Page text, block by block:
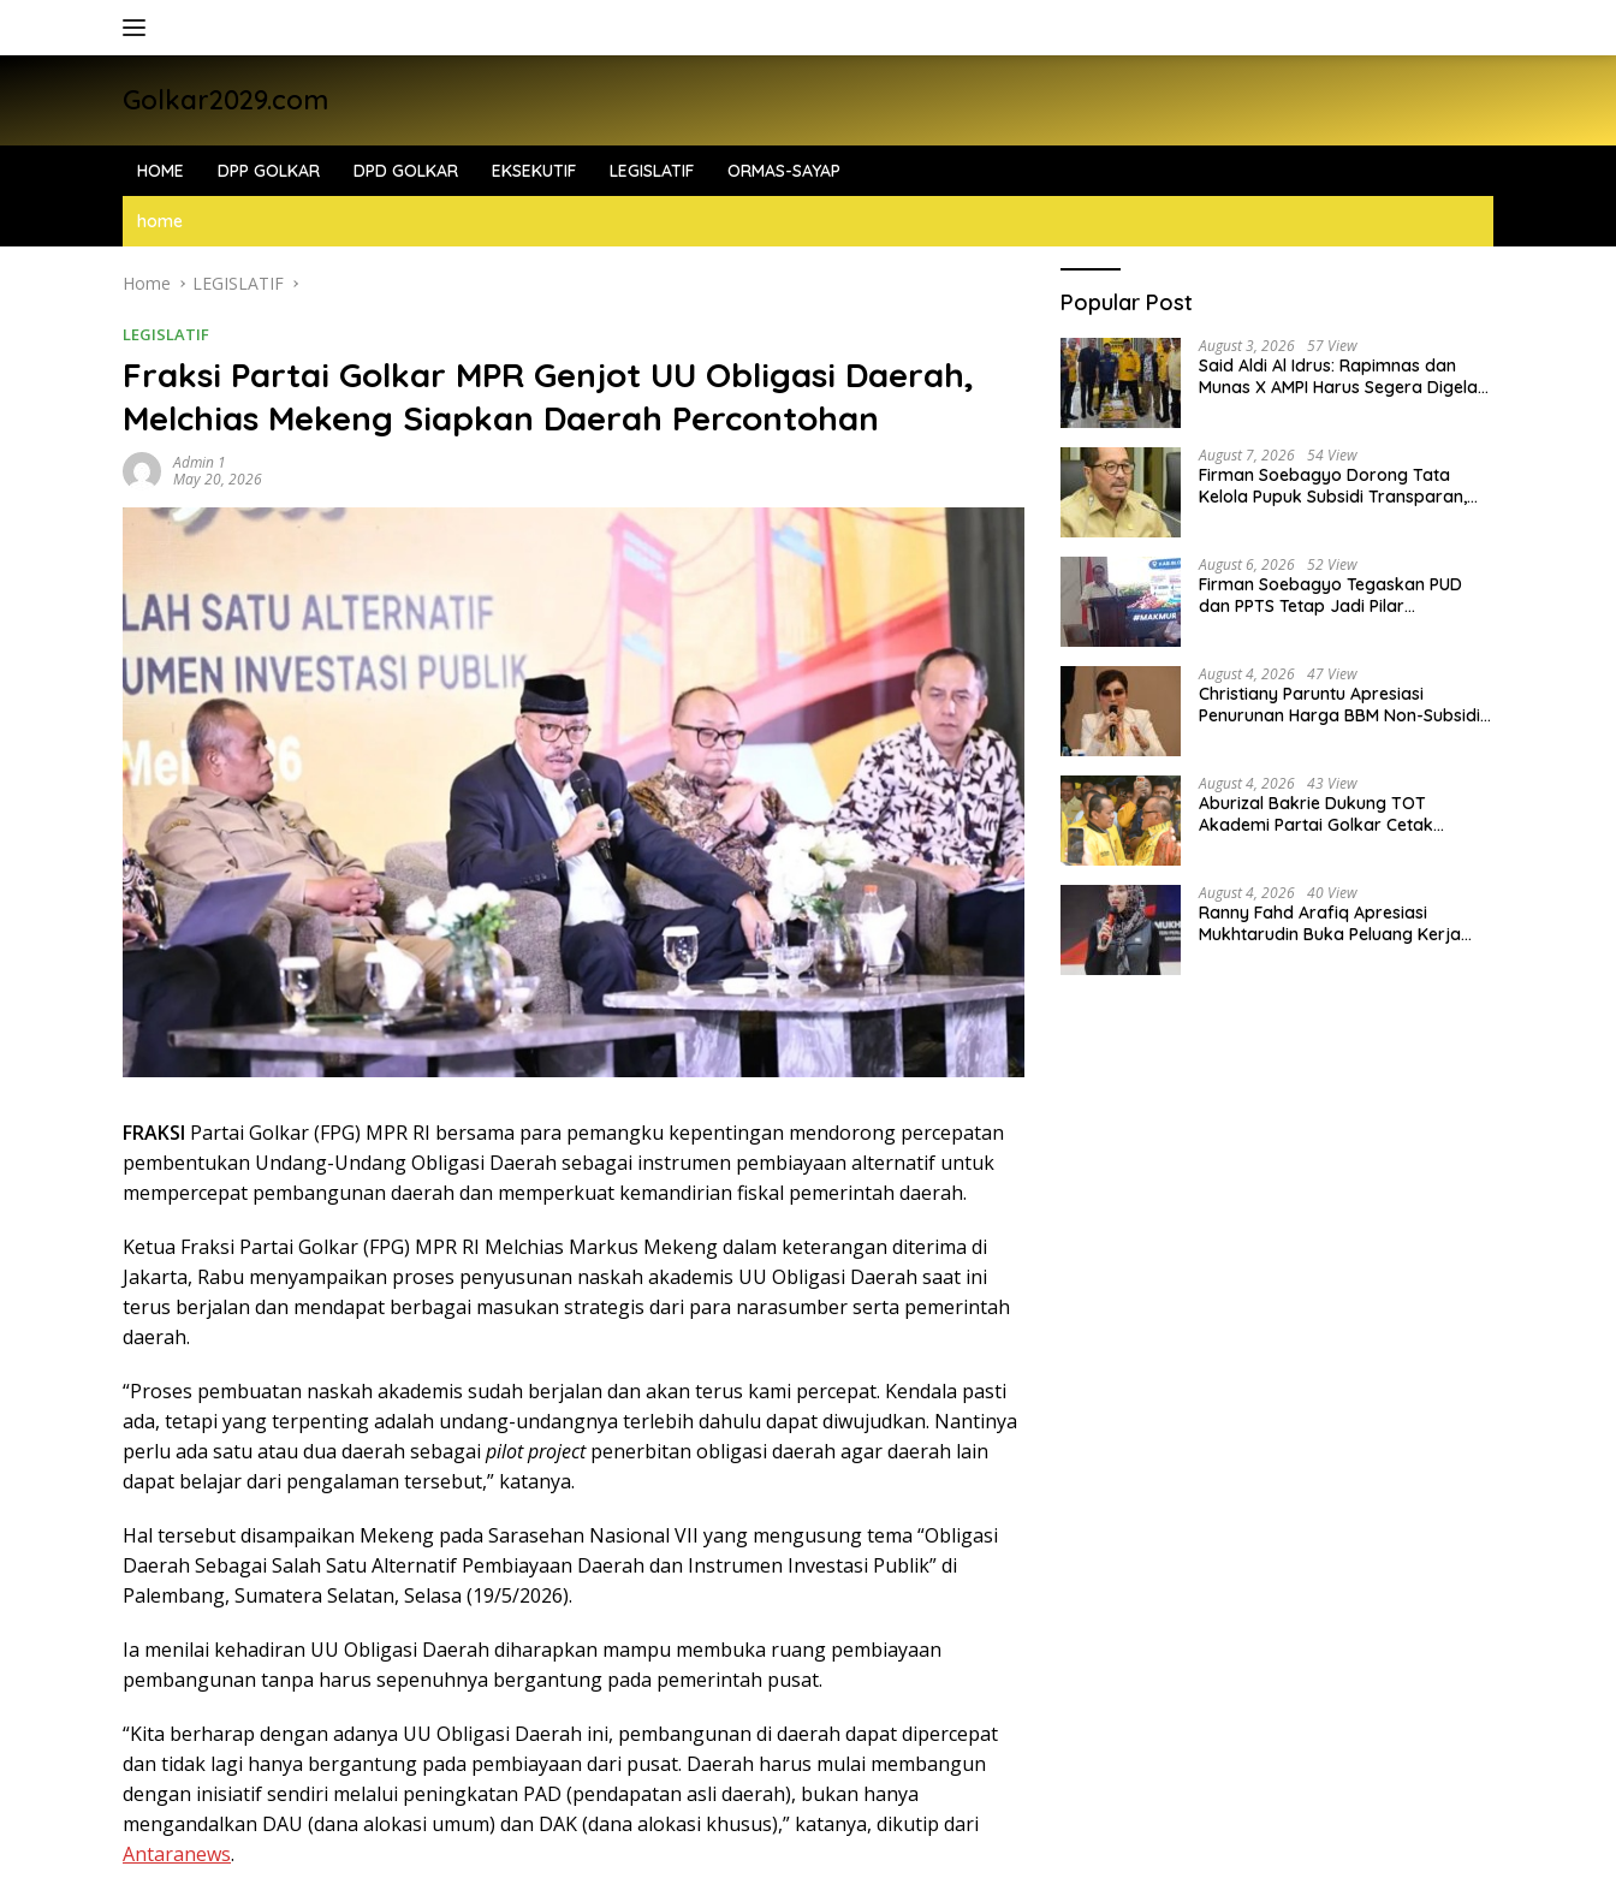
Golkar2029.com
HOME DPP GOLKAR DPD GOLKAR EKSEKUTIF LEGISLATIF ORMAS-SAYAP
home
Home LEGISLATIF
LEGISLATIF
Fraksi Partai Golkar MPR Genjot UU Obligasi Daerah,
Melchias Mekeng Siapkan Daerah Percontohan
Admin 1
May 20, 2026
FRAKSI Partai Golkar (FPG) MPR RI bersama para pemangku kepentingan mendorong percepatan
pembentukan Undang-Undang Obligasi Daerah sebagai instrumen pembiayaan alternatif untuk
mempercepat pembangunan daerah dan memperkuat kemandirian fiskal pemerintah daerah.
Ketua Fraksi Partai Golkar (FPG) MPR RI Melchias Markus Mekeng dalam keterangan diterima di
Jakarta, Rabu menyampaikan proses penyusunan naskah akademis UU Obligasi Daerah saat ini
terus berjalan dan mendapat berbagai masukan strategis dari para narasumber serta pemerintah
daerah.
“Proses pembuatan naskah akademis sudah berjalan dan akan terus kami percepat. Kendala pasti
ada, tetapi yang terpenting adalah undang-undangnya terlebih dahulu dapat diwujudkan. Nantinya
perlu ada satu atau dua daerah sebagai pilot projectpenerbitan obligasi daerah agar daerah lain
dapat belajar dari pengalaman tersebut,” katanya.
Hal tersebut disampaikan Mekeng pada Sarasehan Nasional VII yang mengusung tema “Obligasi
Daerah Sebagai Salah Satu Alternatif Pembiayaan Daerah dan Instrumen Investasi Publik” di
Palembang, Sumatera Selatan, Selasa (19/5/2026).
Ia menilai kehadiran UU Obligasi Daerah diharapkan mampu membuka ruang pembiayaan
pembangunan tanpa harus sepenuhnya bergantung pada pemerintah pusat.
“Kita berharap dengan adanya UU Obligasi Daerah ini, pembangunan di daerah dapat dipercepat
dan tidak lagi hanya bergantung pada pembiayaan dari pusat. Daerah harus mulai membangun
dengan inisiatif sendiri melalui peningkatan PAD (pendapatan asli daerah), bukan hanya
mengandalkan DAU (dana alokasi umum) dan DAK (dana alokasi khusus),” katanya, dikutip dari
Antaranews.
Popular Post
August 3, 2026 57 View
Said Aldi Al Idrus: Rapimnas dan
Munas X AMPI Harus Segera Digelar
August 7, 2026 54 View
Firman Soebagyo Dorong Tata
Kelola Pupuk Subsidi Transparan,
August 6, 2026 52 View
Firman Soebagyo Tegaskan PUD
dan PPTS Tetap Jadi Pilar
August 4, 2026 47 View
Christiany Paruntu Apresiasi
Penurunan Harga BBM Non-Subsidi,
August 4, 2026 43 View
Aburizal Bakrie Dukung TOT
Akademi Partai Golkar Cetak
August 4, 2026 40 View
Ranny Fahd Arafiq Apresiasi
Mukhtarudin Buka Peluang Kerja